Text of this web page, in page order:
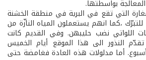
بواسطتها.
التي تقع في البرية في منطقة الخشنة
،كما انهم يستعملون المياه النازّة من
اللواتي نضب حليبهن. وفي القديم كانت
النذور الى هذا الموقع أيام الخميس
أما مدلولات هذه العادة فغامضة حتى